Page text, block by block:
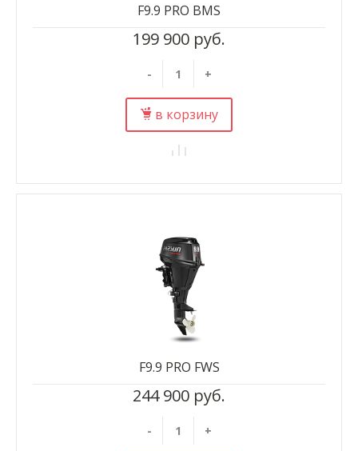
199 900 руб.
- +
в корзину
F9.9 PRO BMS
244 900 руб.
- +
F9.9 PRO FWS